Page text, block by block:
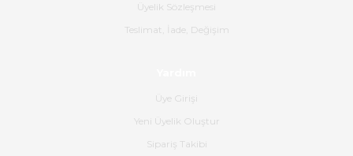
Gerçekten harika ve etkileyici
Hızlı bir şekilde elimize ulaştı
Üyelik Sözleşmesi
Teslimat, İade, Değişim
Üye Girişi
Yeni Üyelik Oluştur
Sipariş Takibi